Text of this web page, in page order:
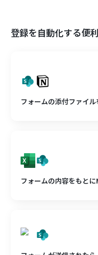
登録を自動化する便
フォームの添付ファイ
フォームの内容をもと